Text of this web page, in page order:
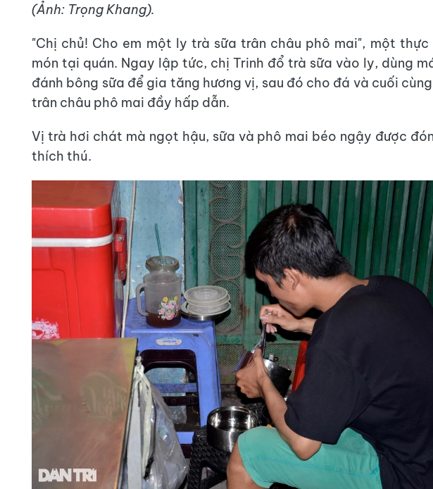
(Ảnh: Trọng Khang).
"Chị chủ! Cho em một ly trà sữa trân châu phô mai", một
món tại quán. Ngay lập tức, chị Trinh đổ trà sữa vào ly, dùng
đánh bông sữa để gia tăng hương vị, sau đó cho đá và cuối
trân châu phô mai đầy hấp dẫn.
Vị trà hơi chát mà ngọt hậu, sữa và phô mai béo ngậy được
thích thú.